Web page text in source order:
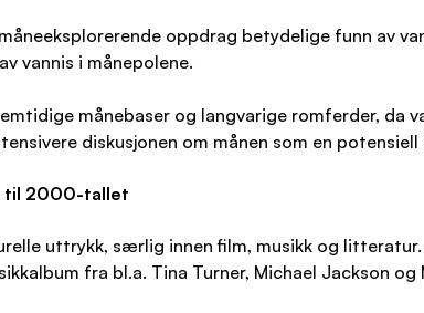
oppdrag betydelige funn av
vannis i månepolene.
månebaser og langvarige romferder, da
diskusjonen om månen som en
til 2000-tallet
uttrykk, særlig innen film, musikk og
fra bl.a. Tina Turner, Michael Jackson